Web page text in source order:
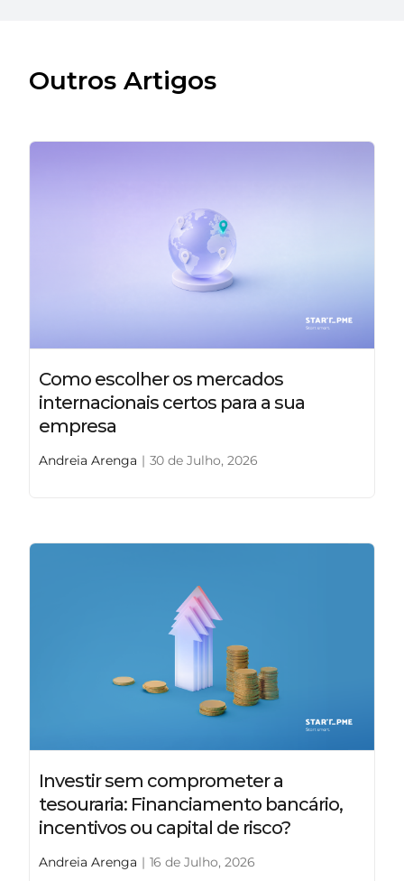
Outros Artigos
Como escolher os mercados
internacionais certos para a sua
empresa
Andreia Arenga | 30 de Julho, 2026
Investir sem comprometer a
tesouraria: Financiamento bancário,
incentivos ou capital de risco?
Andreia Arenga | 16 de Julho, 2026